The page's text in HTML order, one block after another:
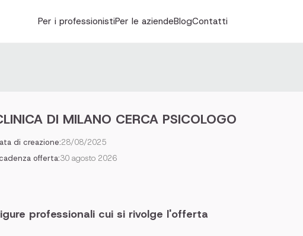
Per i professionistiPer le aziendeBlogContatti
DI MILANO CERCA PSICOLOGO
di creazione:28/08/2025
offerta:30 agosto 2026
professionali cui si rivolge l'offerta